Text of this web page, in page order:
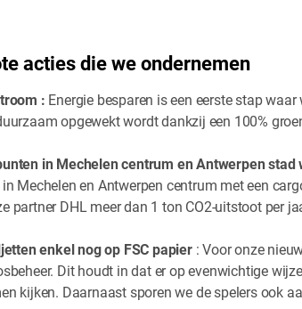
acties die we ondernemen
: Energie besparen is een eerste stap
opgewekt wordt dankzij een 100%
in Mechelen centrum en Antwerpen
Mechelen en Antwerpen centrum met een
partner DHL meer dan 1 ton CO2-uitstoot per
enkel nog op FSC papier : Voor onze
Dit houdt in dat er op evenwichtige
kijken. Daarnaast sporen we de spelers ook